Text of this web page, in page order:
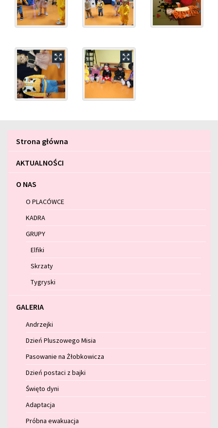
Menu
Strona główna
AKTUALNOŚCI
O NAS
O PLACÓWCE
KADRA
GRUPY
Elfiki
Skrzaty
Tygryski
GALERIA
Andrzejki
Dzień Pluszowego Misia
Pasowanie na Żłobkowicza
Dzień postaci z bajki
Święto dyni
Adaptacja
Próbna ewakuacja